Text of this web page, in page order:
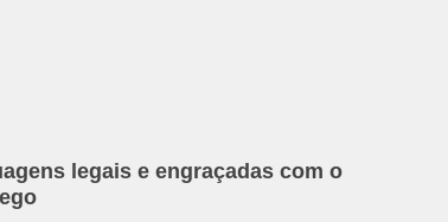
legais e engraçadas com o